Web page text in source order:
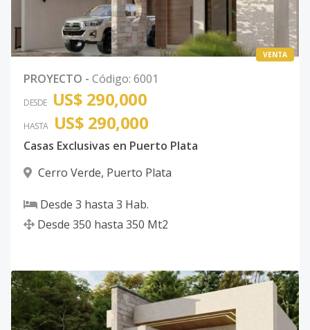
VENTA
PROYECTO - Código: 6001
DESDE US$ 290,000
HASTA US$ 290,000
Casas Exclusivas en Puerto Plata
Cerro Verde, Puerto Plata
Desde 3 hasta 3 Hab.
Desde 350 hasta 350 Mt2